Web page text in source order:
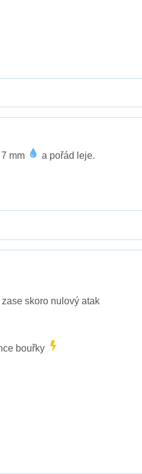
mm a pořád leje.
skoro nulový atak
bouřky